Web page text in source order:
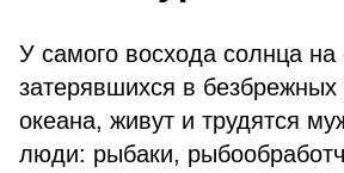
У самого восхода солнца на
затерявшихся в безбрежных
океана, живут и трудятся
люди: рыбаки,